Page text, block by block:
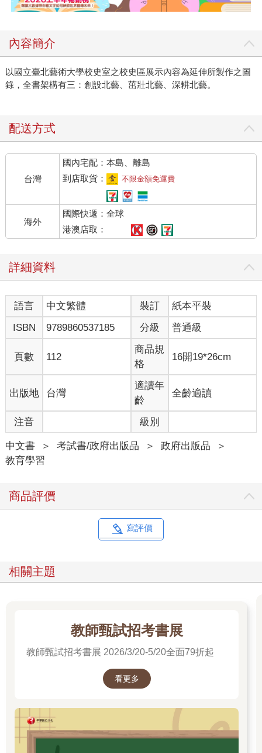
內容簡介
以國立臺北藝術大學校史室之校史區展示內容為延伸所製作之圖
錄，全書架構有三：創設北藝、茁壯北藝、深耕北藝。
配送方式
台灣
國內宅配：本島、離島
到店取貨：
不限金額免運費
海外
國際快遞：全球
港澳店取：
詳細資料
語言 中文繁體 裝訂
紙本平裝
ISBN
9789860537185 分級 普通級
頁數 112
商品規
格
16開19*26cm
出版地 台灣
適讀年
齡
全齡適讀
注音 級別
中文書 ＞ 考試書/政府出版品 ＞ 政府出版品
＞
教育學習
商品評價
寫評價
相關主題
教師甄試招考書展
教師甄試招考書展 2026/3/20-5/20全面79折起
看更多